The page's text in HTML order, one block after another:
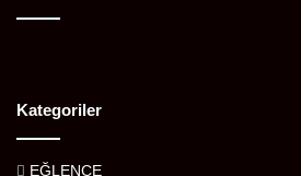
Kategoriler
EĞLENCE